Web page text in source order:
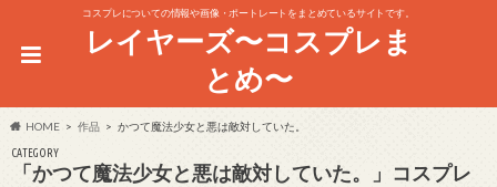
コスプレについての情報や画像・ポートレートをまとめているサイトです。
レイヤーズ〜コスプレま
とめ〜
HOME 作品 かつて魔法少女と悪は敵対していた。
CATEGORY
「かつて魔法少女と悪は敵対していた。」コスプレ